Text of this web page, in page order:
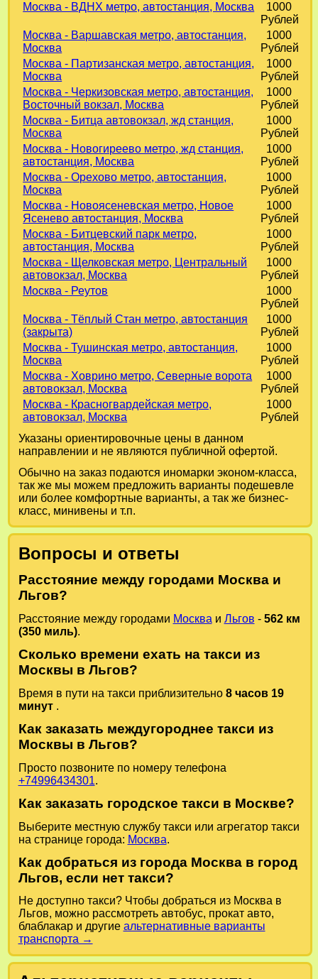
Москва - ВДНХ метро, автостанция, Москва
1000
Рублей
Москва - Варшавская метро, автостанция,
Москва
1000
Рублей
Москва - Партизанская метро, автостанция,
Москва
1000
Рублей
Москва - Черкизовская метро, автостанция,
Восточный вокзал, Москва
1000
Рублей
Москва - Битца автовокзал, жд станция,
Москва
1000
Рублей
Москва - Новогиреево метро, жд станция,
автостанция, Москва
1000
Рублей
Москва - Орехово метро, автостанция,
Москва
1000
Рублей
Москва - Новоясеневская метро, Новое
Ясенево автостанция, Москва
1000
Рублей
Москва - Битцевский парк метро,
автостанция, Москва
1000
Рублей
Москва - Щелковская метро, Центральный
автовокзал, Москва
1000
Рублей
Москва - Реутов
1000
Рублей
Москва - Тёплый Стан метро, автостанция
(закрыта)
1000
Рублей
Москва - Тушинская метро, автостанция,
Москва
1000
Рублей
Москва - Ховрино метро, Северные ворота
автовокзал, Москва
1000
Рублей
Москва - Красногвардейская метро,
автовокзал, Москва
1000
Рублей
Указаны ориентировочные цены в данном
направлении и не являются публичной офертой.
Обычно на заказ подаются иномарки эконом-класса,
так же мы можем предложить варианты подешевле
или более комфортные варианты, а так же бизнес-
класс, минивены и т.п.
Вопросы и ответы
Расстояние между городами Москва и
Льгов?
Расстояние между городами Москва и Льгов - 562 км
(350 миль).
Сколько времени ехать на такси из
Москвы в Льгов?
Время в пути на такси приблизительно 8 часов 19
минут .
Как заказать междугороднее такси из
Москвы в Льгов?
Просто позвоните по номеру телефона
+74996434301.
Как заказать городское такси в Москве?
Выберите местную службу такси или агрегатор такси
на странице города: Москва.
Как добраться из города Москва в город
Льгов, если нет такси?
Не доступно такси? Чтобы добраться из Москва в
Льгов, можно рассмотреть автобус, прокат авто,
блаблакар и другие альтернативные варианты
транспорта →